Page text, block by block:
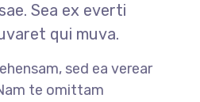
Sea ex everti
qui muva.
sed ea verear
te omittam